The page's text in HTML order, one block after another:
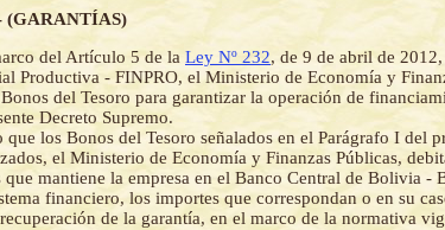
(GARANTÍAS)
del Artículo 5 de la Ley Nº 232, de 9 de abril de
Productiva - FINPRO, el Ministerio de Economía y
del Tesoro para garantizar la operación de
Decreto Supremo.
que los Bonos del Tesoro señalados en el Parágrafo I del
el Ministerio de Economía y Finanzas Públicas,
que mantiene la empresa en el Banco Central de Bolivia -
financiero, los importes que correspondan o en su
de la garantía, en el marco de la normativa